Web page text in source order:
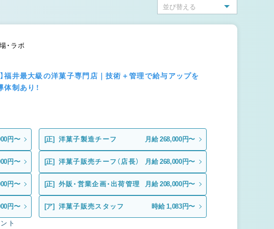
・ラボ
福井最大級の洋菓子専門店｜技術＋管理で給与アップを
制あり！
円〜 [正] 洋菓子製造チーフ 月給 268,000円〜
円〜 [正] 洋菓子販売チーフ（店長） 月給 268,000円〜
円〜 [正] 外販・営業企画・出荷管理 月給 208,000円〜
円〜 [ア] 洋菓子販売スタッフ 時給 1,083円〜
ト